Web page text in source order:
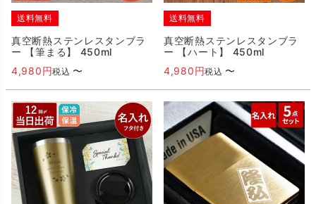
送料無料
真空断熱ステンレスタンブラ
ー 【筆まる】 450ml
4,980
税込 〜
送料無料
真空断熱ステンレスタンブラ
ー 【ハート】 450ml
4,980
税込 〜